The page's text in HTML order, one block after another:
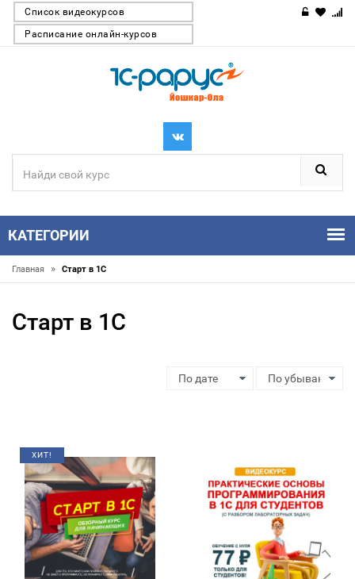
Список видеокурсов
Расписание онлайн-курсов
КАТЕГОРИИ
Главная » Старт в 1С
Старт в 1С
ХИТ!